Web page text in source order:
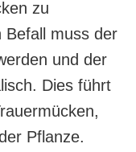
zu
Befall muss der
und der
Dies führt
Pflanze.